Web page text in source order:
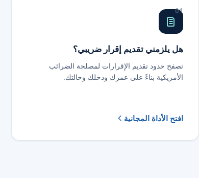
01
هل يلزمني تقديم إقرار ضريبي؟
تصفح حدود تقديم الإقرارات لمصلحة الضرائب
الأمريكية بناءً على عمرك ودخلك وحالتك.
افتح الأداة المجانية